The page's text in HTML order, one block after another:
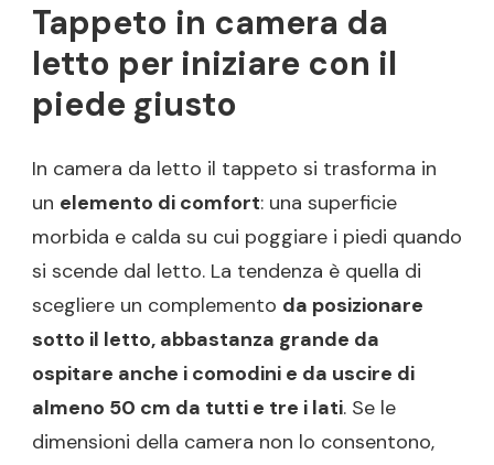
Tappeto in camera da
letto per iniziare con il
piede giusto
In camera da letto il tappeto si trasforma in
un elemento di comfort: una superficie
morbida e calda su cui poggiare i piedi quando
si scende dal letto. La tendenza è quella di
scegliere un complemento da posizionare
sotto il letto, abbastanza grande da
ospitare anche i comodini e da uscire di
almeno 50 cm da tutti e tre i lati. Se le
dimensioni della camera non lo consentono,